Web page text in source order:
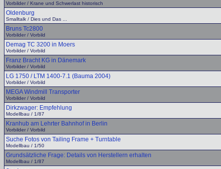
Vorbilder / Krane und Schwerlast historisch
Oldenburg
Smalltalk / Dies und Das ...
Bruns Tc2800
Vorbilder / Vorbild
Demag TC 3200 in Moers
Vorbilder / Vorbild
Franz Bracht KG in Dänemark
Vorbilder / Vorbild
LG 1750 / LTM 1400-7.1 (Bauma 2004)
Vorbilder / Vorbild
MEGA Windmill Transporter
Vorbilder / Vorbild
Dirkzwager: Empfehlung
Modellbau / 1/87
Kranhub am Lehrter Bahnhof in Berlin
Vorbilder / Vorbild
Suche Fotos von Tailing Frame + Turntable
Modellbau / 1/50
Grundsätzliche Frage: Details von Herstellern erhalten
Modellbau / 1/87